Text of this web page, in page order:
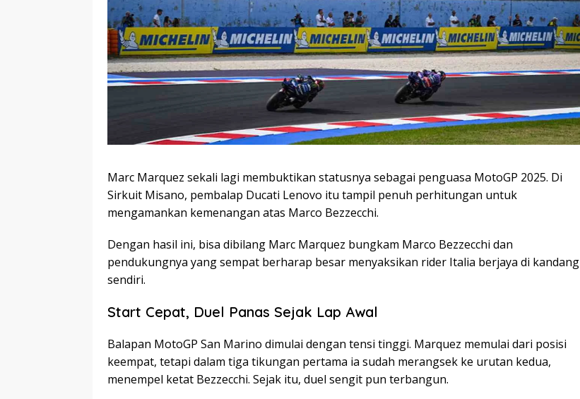
Marc Marquez sekali lagi membuktikan statusnya sebagai penguasa MotoGP 2025. Di
Sirkuit Misano, pembalap Ducati Lenovo itu tampil penuh perhitungan untuk
mengamankan kemenangan atas Marco Bezzecchi.
Dengan hasil ini, bisa dibilang Marc Marquez bungkam Marco Bezzecchi dan
pendukungnya yang sempat berharap besar menyaksikan rider Italia berjaya di kandang
sendiri.
Start Cepat, Duel Panas Sejak Lap Awal
Balapan MotoGP San Marino dimulai dengan tensi tinggi. Marquez memulai dari posisi
keempat, tetapi dalam tiga tikungan pertama ia sudah merangsek ke urutan kedua,
menempel ketat Bezzecchi. Sejak itu, duel sengit pun terbangun.